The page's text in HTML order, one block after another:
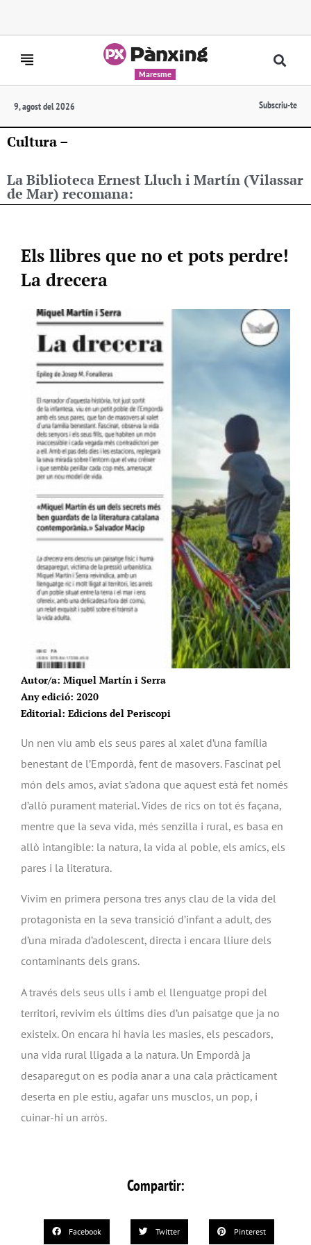
Maresme
9, agost del 2026 Subscriu-te
Cultura –
La Biblioteca Ernest Lluch i Martín (Vilassar
de Mar) recomana:
Els llibres que no et pots perdre!
La drecera
Autor/a: Miquel Martín i Serra
Any edició: 2020
Editorial: Edicions del Periscopi
Un nen viu amb els seus pares al xalet d’una família
benestant de l’Empordà, fent de masovers. Fascinat pel
món dels amos, aviat s’adona que aquest està fet només
d’allò purament material. Vides de rics on tot és façana,
mentre que la seva vida, més senzilla i rural, es basa en
allò intangible: la natura, la vida al poble, els amics, els
pares i la literatura.
Vivim en primera persona tres anys clau de la vida del
protagonista en la seva transició d’infant a adult, des
d’una mirada d’adolescent, directa i encara lliure dels
contaminants dels grans.
A través dels seus ulls i amb el llenguatge propi del
territori, revivim els últims dies d’un paisatge que ja no
existeix. On encara hi havia les masies, els pescadors,
una vida rural lligada a la natura. Un Empordà ja
desaparegut on es podia anar a una cala pràcticament
deserta en ple estiu, agafar uns musclos, un pop, i
cuinar-hi un arròs.
Compartir:
Facebook Twitter Pinterest